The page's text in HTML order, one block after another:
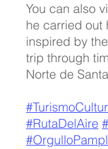
You can also
he carried out
inspired by
trip through
Norte de
#RutaDelAire